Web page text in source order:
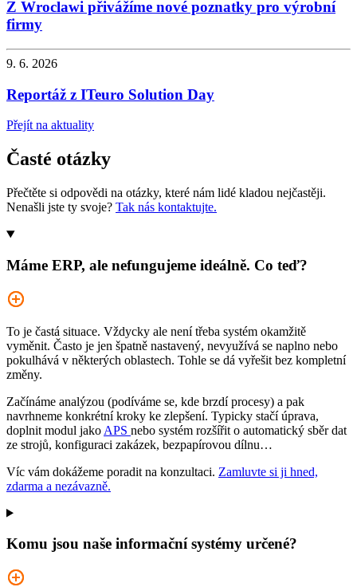
Z Wroclawi přivážíme nové poznatky pro výrobní
firmy
9. 6. 2026
Reportáž z ITeuro Solution Day
Přejít na aktuality
Časté otázky
Přečtěte si odpovědi na otázky, které nám lidé kladou nejčastěji.
Nenašli jste ty svoje? Tak nás kontaktujte.
Máme ERP, ale nefungujeme ideálně. Co teď?
To je častá situace. Vždycky ale není třeba systém okamžitě
vyměnit. Často je jen špatně nastavený, nevyužívá se naplno nebo
pokulhává v některých oblastech. Tohle se dá vyřešit bez kompletní
změny.
Začínáme analýzou (podíváme se, kde brzdí procesy) a pak
navrhneme konkrétní kroky ke zlepšení. Typicky stačí úprava,
doplnit modul jako APS nebo systém rozšířit o automatický sběr dat
ze strojů, konfiguraci zakázek, bezpapírovou dílnu…
Víc vám dokážeme poradit na konzultaci. Zamluvte si ji hned,
zdarma a nezávazně.
Komu jsou naše informační systémy určené?